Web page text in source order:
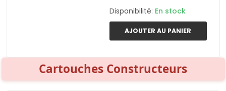
Disponibilité: En stock
AJOUTER AU PANIER
Cartouches Constructeurs